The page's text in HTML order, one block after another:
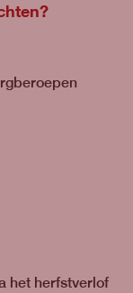
het herfstverlof